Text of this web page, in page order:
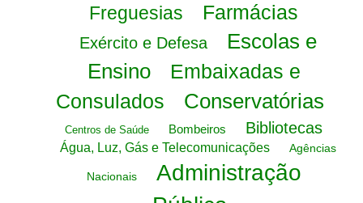
Freguesias Farmácias
Exército e Defesa
Escolas e
Ensino
Embaixadas e
Consulados
Conservatórias
Centros de Saúde Bombeiros Bibliotecas
Água, Luz, Gás e Telecomunicações Agências
Nacionais
Administração